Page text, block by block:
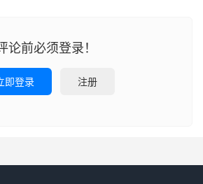
论前必须登录！
即登录 注册